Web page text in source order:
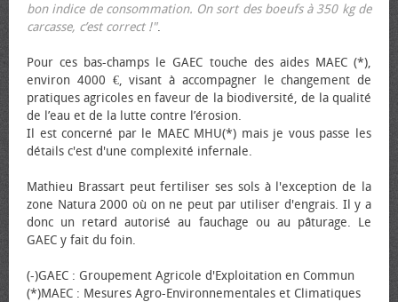
bon indice de consommation. On sort des bœufs à 350 kg de
carcasse, c’est correct !".
Pour ces bas-champs le GAEC touche des aides MAEC (*),
environ 4000 €, visant à accompagner le changement de
pratiques agricoles en faveur de la biodiversité, de la qualité
de l’eau et de la lutte contre l’érosion.
Il est concerné par le MAEC MHU(*) mais je vous passe les
détails c'est d'une complexité infernale.
Mathieu Brassart peut fertiliser ses sols à l'exception de la
zone Natura 2000 où on ne peut par utiliser d'engrais. Il y a
donc un retard autorisé au fauchage ou au pâturage. Le
GAEC y fait du foin.
(-)GAEC : Groupement Agricole d'Exploitation en Commun
(*)MAEC : Mesures Agro-Environnementales et Climatiques